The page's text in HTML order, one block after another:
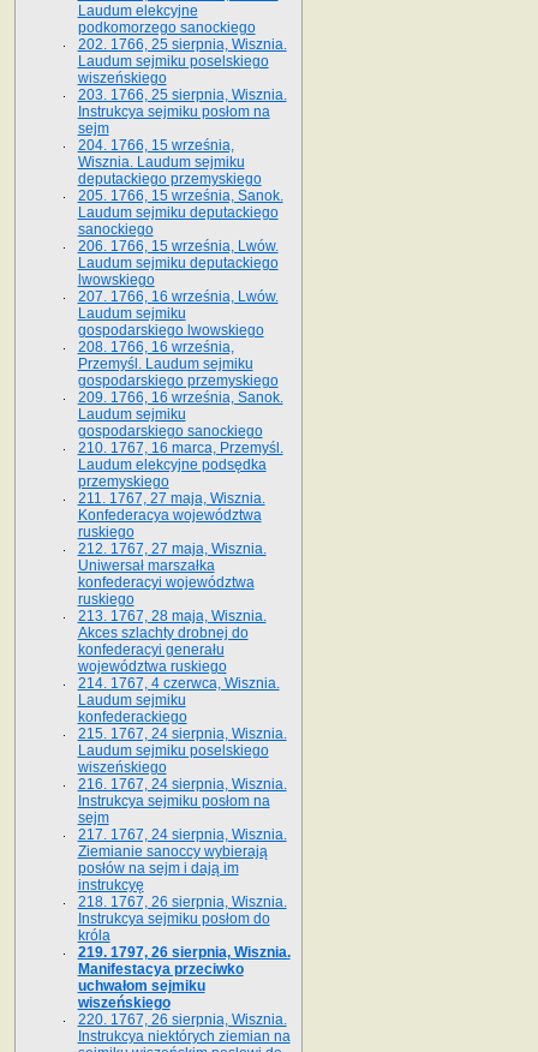
Laudum elekcyjne
podkomorzego sanockiego
202. 1766, 25 sierpnia, Wisznia.
Laudum sejmiku poselskiego
wiszeńskiego
203. 1766, 25 sierpnia, Wisznia.
Instrukcya sejmiku posłom na
sejm
204. 1766, 15 września,
Wisznia. Laudum sejmiku
deputackiego przemyskiego
205. 1766, 15 września, Sanok.
Laudum sejmiku deputackiego
sanockiego
206. 1766, 15 września, Lwów.
Laudum sejmiku deputackiego
lwowskiego
207. 1766, 16 września, Lwów.
Laudum sejmiku
gospodarskiego lwowskiego
208. 1766, 16 września,
Przemyśl. Laudum sejmiku
gospodarskiego przemyskiego
209. 1766, 16 września, Sanok.
Laudum sejmiku
gospodarskiego sanockiego
210. 1767, 16 marca, Przemyśl.
Laudum elekcyjne podsędka
przemyskiego
211. 1767, 27 maja, Wisznia.
Konfederacya województwa
ruskiego
212. 1767, 27 maja, Wisznia.
Uniwersał marszałka
konfederacyi województwa
ruskiego
213. 1767, 28 maja, Wisznia.
Akces szlachty drobnej do
konfederacyi generału
województwa ruskiego
214. 1767, 4 czerwca, Wisznia.
Laudum sejmiku
konfederackiego
215. 1767, 24 sierpnia, Wisznia.
Laudum sejmiku poselskiego
wiszeńskiego
216. 1767, 24 sierpnia, Wisznia.
Instrukcya sejmiku posłom na
sejm
217. 1767, 24 sierpnia, Wisznia.
Ziemianie sanoccy wybierają
posłów na sejm i dają im
instrukcyę
218. 1767, 26 sierpnia, Wisznia.
Instrukcya sejmiku posłom do
króla
219. 1797, 26 sierpnia, Wisznia.
Manifestacya przeciwko
uchwałom sejmiku
wiszeńskiego
220. 1767, 26 sierpnia, Wisznia.
Instrukcya niektórych ziemian na